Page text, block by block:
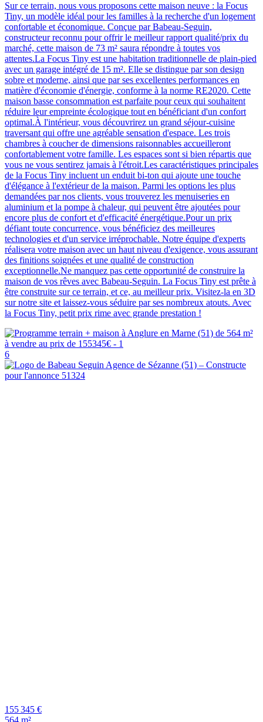
Sur ce terrain, nous vous proposons cette maison neuve : la Focus
Tiny, un modèle idéal pour les familles à la recherche d'un logement
confortable et économique. Conçue par Babeau-Seguin,
constructeur reconnu pour offrir le meilleur rapport qualité/prix du
marché, cette maison de 73 m² saura répondre à toutes vos
attentes.La Focus Tiny est une habitation traditionnelle de plain-pied
avec un garage intégré de 15 m². Elle se distingue par son design
sobre et moderne, ainsi que par ses excellentes performances en
matière d'économie d'énergie, conforme à la norme RE2020. Cette
maison basse consommation est parfaite pour ceux qui souhaitent
réduire leur empreinte écologique tout en bénéficiant d'un confort
optimal.À l'intérieur, vous découvrirez un grand séjour-cuisine
traversant qui offre une agréable sensation d'espace. Les trois
chambres à coucher de dimensions raisonnables accueilleront
confortablement votre famille. Les espaces sont si bien répartis que
vous ne vous sentirez jamais à l'étroit.Les caractéristiques principales
de la Focus Tiny incluent un enduit bi-ton qui ajoute une touche
d'élégance à l'extérieur de la maison. Parmi les options les plus
demandées par nos clients, vous trouverez les menuiseries en
aluminium et la pompe à chaleur, qui peuvent être ajoutées pour
encore plus de confort et d'efficacité énergétique.Pour un prix
défiant toute concurrence, vous bénéficiez des meilleures
technologies et d'un service irréprochable. Notre équipe d'experts
réalisera votre maison avec un haut niveau d'exigence, vous assurant
des finitions soignées et une qualité de construction
exceptionnelle.Ne manquez pas cette opportunité de construire la
maison de vos rêves avec Babeau-Seguin. La Focus Tiny est prête à
être construite sur ce terrain, et ce, au meilleur prix. Visitez-la en 3D
sur notre site et laissez-vous séduire par ses nombreux atouts. Avec
la Focus Tiny, petit prix rime avec grande prestation !
6
155 345 €